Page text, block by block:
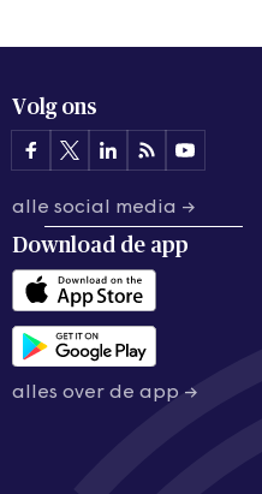
Volg ons
alle social media →
Download de app
alles over de app →